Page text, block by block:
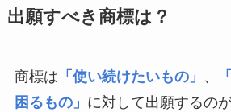
出願すべき商標は？
商標は 「使い続けたいもの」 、
困るもの」 に対して出願するの